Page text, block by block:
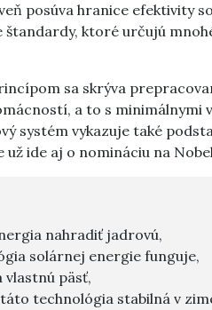
posúva hranice efektivity
štandardy, ktoré určujú
sa skrýva
a to s minimálnymi
systém vykazuje také
ide aj o nomináciu na
nahradiť jadrovú,
solárnej energie funguje,
vlastnú päsť,
technológia stabilná v